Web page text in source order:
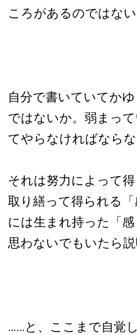
ころがあるのではない
自分で書いていてか
ではないか。弱まっ
てやらなければなら
それは努力によって
取り繕って得られる
には生まれ持った「
思わないでもいたら
……と、ここまで自覚